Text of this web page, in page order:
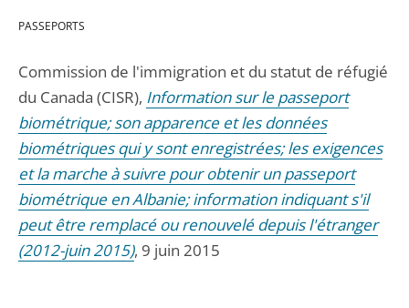
PASSEPORTS
Commission de l'immigration et du statut de réfugié
du Canada (CISR), Information sur le passeport
biométrique; son apparence et les données
biométriques qui y sont enregistrées; les exigences
et la marche à suivre pour obtenir un passeport
biométrique en Albanie; information indiquant s'il
peut être remplacé ou renouvelé depuis l'étranger
(2012-juin 2015), 9 juin 2015